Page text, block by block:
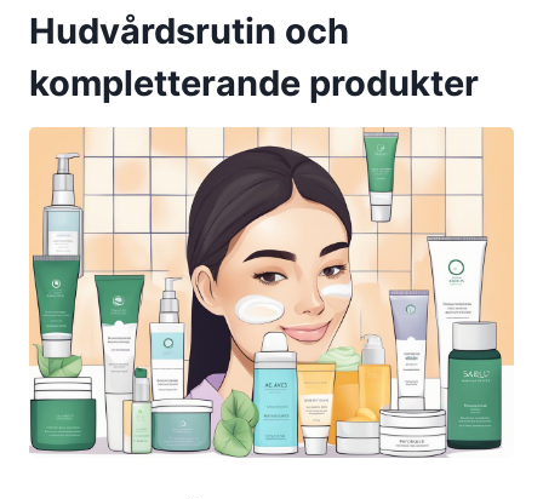
Hudvårdsrutin och
kompletterande produkter